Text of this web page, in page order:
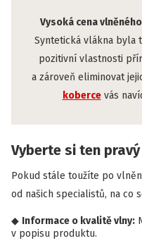
Vysoká cena
Syntetická vlákna byla
pozitivní vlastnosti
a zároveň eliminovat
kobercevás
Vyberte si ten
Pokud stále toužíte po
od našich specialistů, na co
Informace o kvalitě vlny:
v popisu produktu.